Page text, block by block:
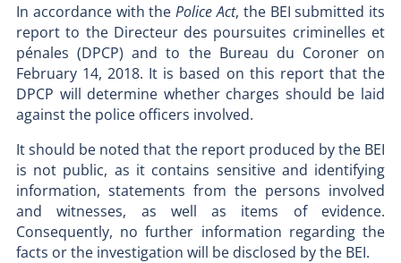
In accordance with thePolice Act, the BEI submitted its
report to the Directeur des poursuites criminelles et
pénales (DPCP) and to the Bureau du Coroner on
February 14, 2018. It is based on this report that the
DPCP will determine whether charges should be laid
against the police officers involved.
It should be noted that the report produced by the BEI
is not public, as it contains sensitive and identifying
information, statements from the persons involved
and witnesses, as well as items of evidence.
Consequently, no further information regarding the
facts or the investigation will be disclosed by the BEI.